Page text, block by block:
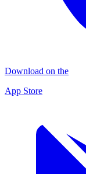
Download on the
App Store